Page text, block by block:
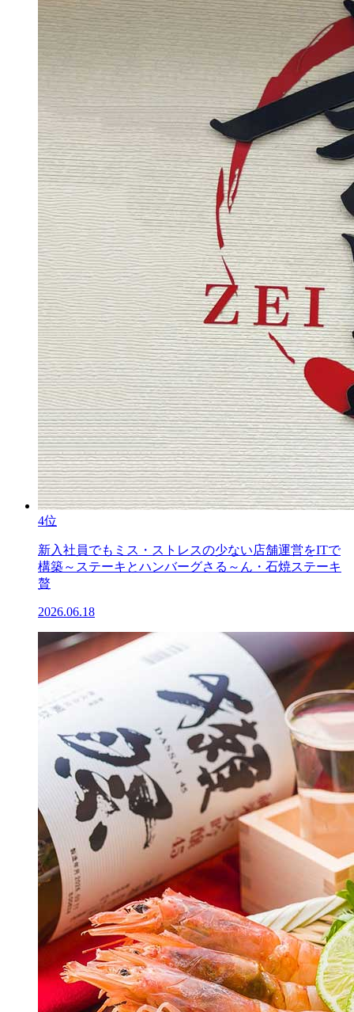
4位
新入社員でもミス・ストレスの少ない店舗運営をITで
構築～ステーキとハンバーグさる～ん・石焼ステーキ
贅
2026.06.18